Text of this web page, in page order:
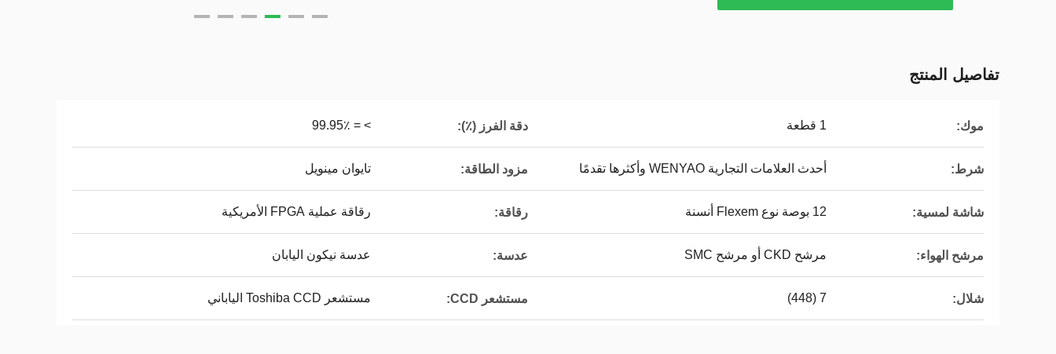
تفاصيل المنتج
موك: 1 قطعة دقة الفرز (٪): > = 99.95٪
شرط: أحدث العلامات التجارية WENYAO وأكثرها تقدمًا مزود الطاقة: تايوان مينويل
شاشة لمسية: 12 بوصة نوع Flexem أنسنة رقاقة: رقاقة عملية FPGA الأمريكية
مرشح الهواء: مرشح CKD أو مرشح SMC عدسة: عدسة نيكون اليابان
شلال: 7 (448) مستشعر CCD: مستشعر Toshiba CCD الياباني